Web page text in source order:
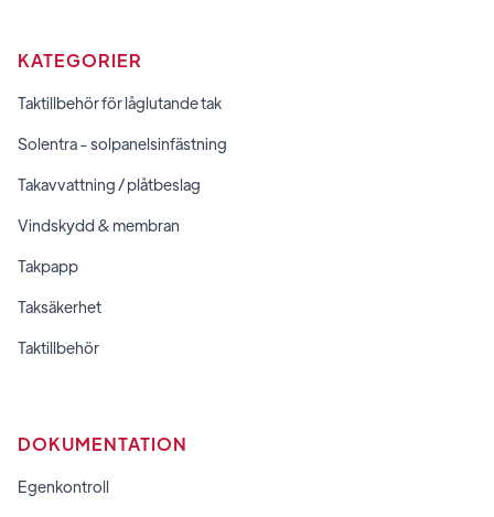
KATEGORIER
Taktillbehör för låglutande tak
Solentra - solpanelsinfästning
Takavvattning / plåtbeslag
Vindskydd & membran
Takpapp
Taksäkerhet
Taktillbehör
DOKUMENTATION
Egenkontroll